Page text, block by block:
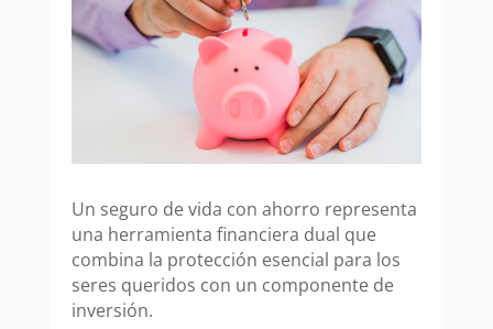
Un seguro de vida con ahorro representa
una herramienta financiera dual que
combina la protección esencial para los
seres queridos con un componente de
inversión.